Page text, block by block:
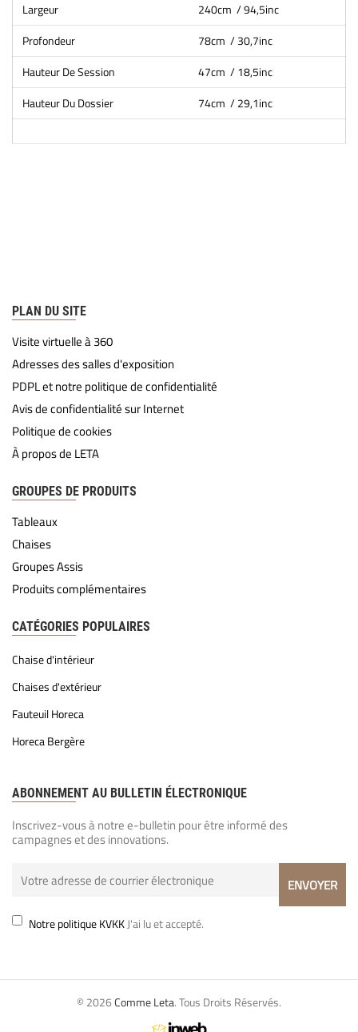
Largeur
240cm / 94,5inc
Profondeur
78cm / 30,7inc
Hauteur De Session
47cm / 18,5inc
Hauteur Du Dossier
74cm / 29,1inc
PLAN DU SITE
Visite virtuelle à 360
Adresses des salles d'exposition
PDPL et notre politique de confidentialité
Avis de confidentialité sur Internet
Politique de cookies
À propos de LETA
GROUPES DE PRODUITS
Tableaux
Chaises
Groupes Assis
Produits complémentaires
CATÉGORIES POPULAIRES
Chaise d'intérieur
Chaises d'extérieur
Fauteuil Horeca
Horeca Bergère
ABONNEMENT AU BULLETIN ÉLECTRONIQUE
Inscrivez-vous à notre e-bulletin pour être informé des
campagnes et des innovations.
Notre politique KVKKJ'ai lu et accepté.
© 2026Comme Leta. Tous Droits Réservés.